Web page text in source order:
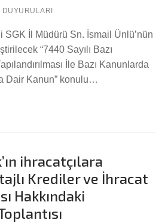
DUYURULARI
SGK İl Müdürü Sn. İsmail Ünlü’nün
“7440 Sayılı Bazı
İle Bazı Kanunlarda
Dair Kanun” konulu…
ihracatçılara
Krediler ve İhracat
Hakkındaki